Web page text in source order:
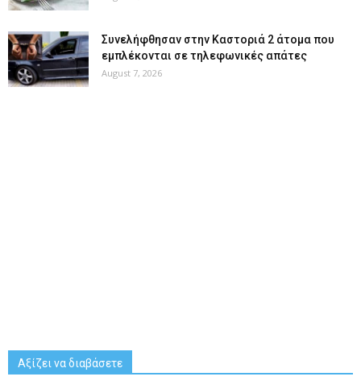
Συνελήφθησαν στην Καστοριά 2 άτομα που
εμπλέκονται σε τηλεφωνικές απάτες
August 7, 2026
Αξίζει να διαβάσετε